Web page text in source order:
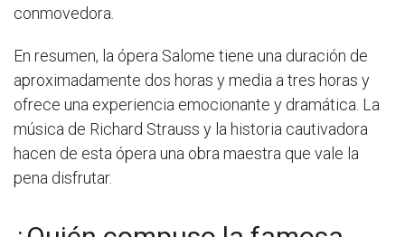
conmovedora.
En resumen, la ópera Salome tiene una duración de
aproximadamente dos horas y media a tres horas y
ofrece una experiencia emocionante y dramática. La
música de Richard Strauss y la historia cautivadora
hacen de esta ópera una obra maestra que vale la
pena disfrutar.